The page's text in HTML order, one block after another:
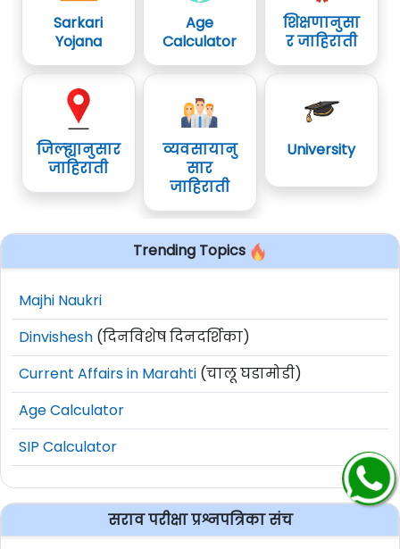
Sarkari
Yojana
Age
Calculator
शिक्षणानुसा
र जाहिराती
जिल्ह्यानुसार
जाहिराती
व्यवसायानु
सार
जाहिराती
University
Trending Topics
Majhi Naukri
Dinvishesh (दिनविशेष दिनदर्शिका)
Current Affairs in Marahti (चालू घडामोडी)
Age Calculator
SIP Calculator
सराव परीक्षा प्रश्नपत्रिका संच